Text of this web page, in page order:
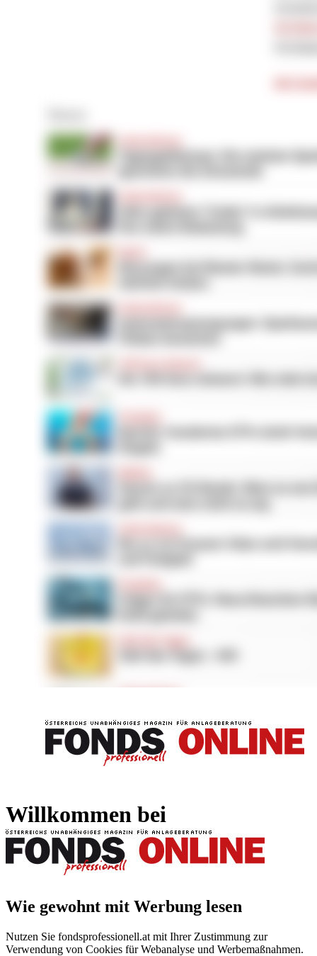
Willkommen bei
Wie gewohnt mit Werbung lesen
Nutzen Sie fondsprofessionell.at mit Ihrer Zustimmung zur
Verwendung von Cookies für Webanalyse und Werbemaßnahmen.